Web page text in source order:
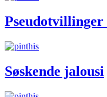
Søskende jalousi